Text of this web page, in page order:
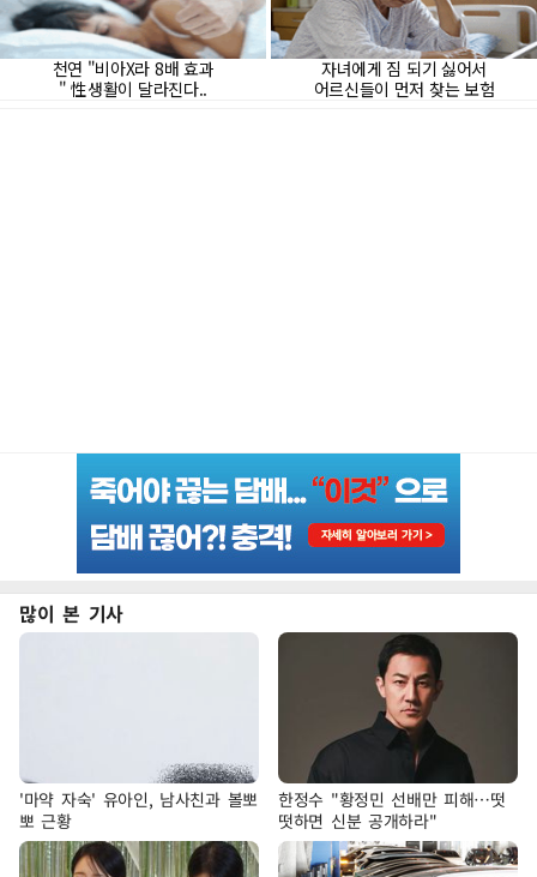
많이 본 기사
'마약 자숙' 유아인, 남사친과 볼뽀
뽀 근황
한정수 "황정민 선배만 피해…떳
떳하면 신분 공개하라"